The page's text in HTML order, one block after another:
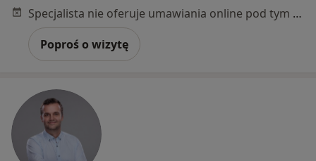
Specjalista nie oferuje umawiania online pod tym adresem.
Poproś o wizytę